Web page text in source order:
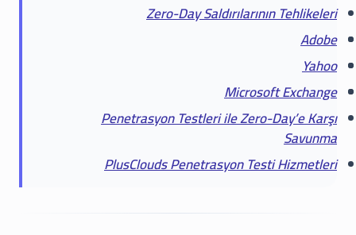
Zero-Day Saldırılarının Tehlikeleri
Adobe
Yahoo
Microsoft Exchange
Penetrasyon Testleri ile Zero-Day’e Karşı
Savunma
PlusClouds Penetrasyon Testi Hizmetleri